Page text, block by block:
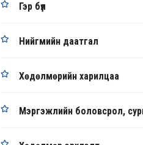
Гэр бүл
Нийгмийн даатгал
Хөдөлмөрийн харилцаа
Мэргэжлийн боловсрол,